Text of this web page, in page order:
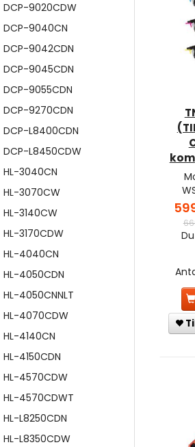
DCP-9020CDW
DCP-9040CN
DCP-9042CDN
DCP-9045CDN
DCP-9055CDN
DCP-9270CDN
DCP-L8400CDN
DCP-L8450CDW
HL-3040CN
HL-3070CW
HL-3140CW
HL-3170CDW
HL-4040CN
HL-4050CDN
HL-4050CNNLT
HL-4070CDW
HL-4140CN
HL-4150CDN
HL-4570CDW
HL-4570CDWT
HL-L8250CDN
HL-L8350CDW